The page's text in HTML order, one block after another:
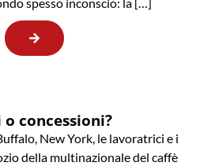
spesso inconscio: la […]
concessioni?
New York, le lavoratrici e i
della multinazionale del caffè